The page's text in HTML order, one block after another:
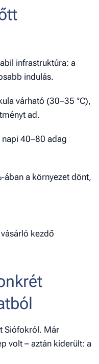
infrastruktúra: a
indulás.
várható (30–35 °C),
ad.
40–80 adag
ában a környezet dönt,
kezdő
Siófokról. Már
volt – aztán kiderült: a